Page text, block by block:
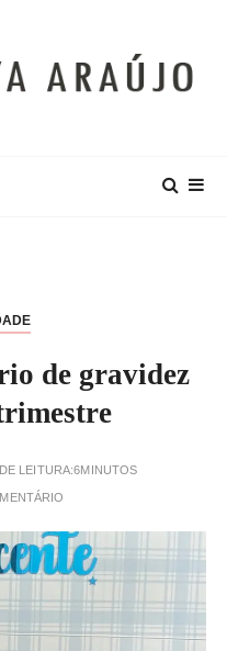
de gravidez
LEITURA:6MINUTOS